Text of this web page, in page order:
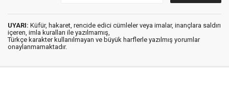
UYARI: Küfür, hakaret, rencide edici cümleler veya imalar, inançlara saldırı
içeren, imla kuralları ile yazılmamış,
Türkçe karakter kullanılmayan ve büyük harflerle yazılmış yorumlar
onaylanmamaktadır.